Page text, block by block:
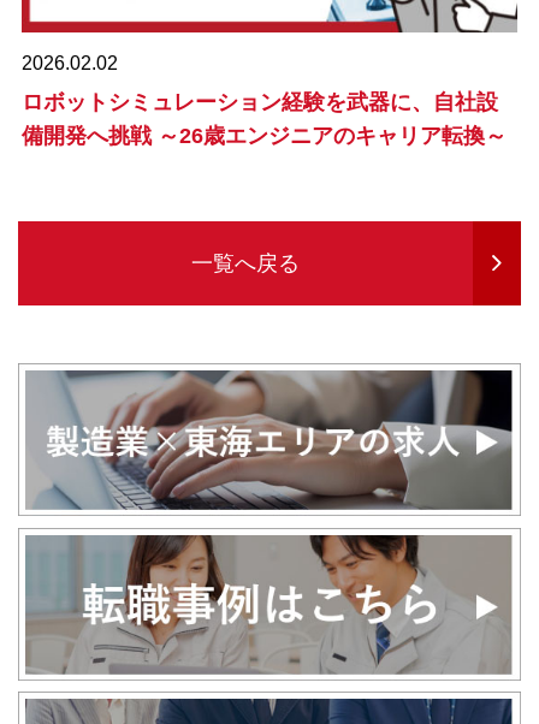
2026.02.02
ロボットシミュレーション経験を武器に、自社設
備開発へ挑戦 ～26歳エンジニアのキャリア転換～
一覧へ戻る